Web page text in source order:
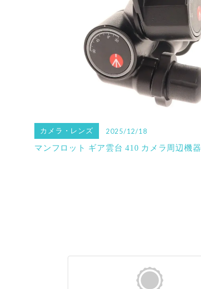
カメラ・レンズ 2025/12/18
マンフロット ギア雲台 410 カメラ周辺機器